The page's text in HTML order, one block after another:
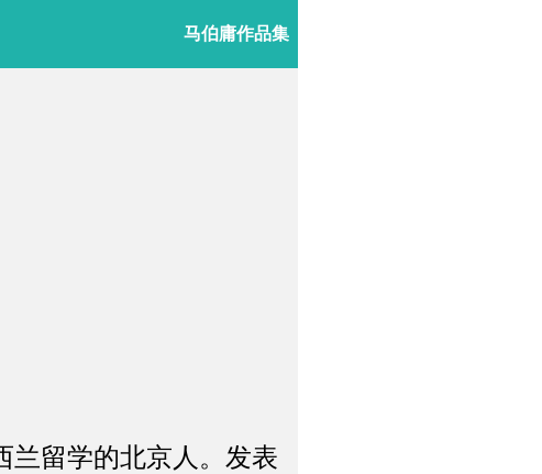
马伯庸作品集
留学的北京人。发表